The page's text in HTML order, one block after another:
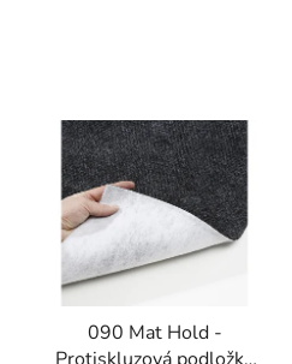
090 Mat Hold -